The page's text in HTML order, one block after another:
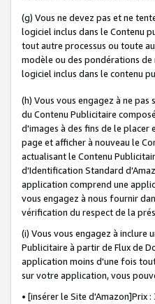
(g) Vous ne devez pas et ne
logiciel inclus dans le Contenu
tout autre processus ou toute
modèle ou des pondérations de
logiciel inclus dans le contenu
(h) Vous vous engagez à ne
du Contenu Publicitaire
d'images à des fins de le placer
page et afficher à nouveau le
actualisant le Contenu
d'Identification Standard
application comprend une
vous engagez à nous fournir
vérification du respect de la
(i) Vous vous engagez à
Publicitaire à partir de Flux de
application moins d'une fois
sur votre application, vous
• [insérer le Site